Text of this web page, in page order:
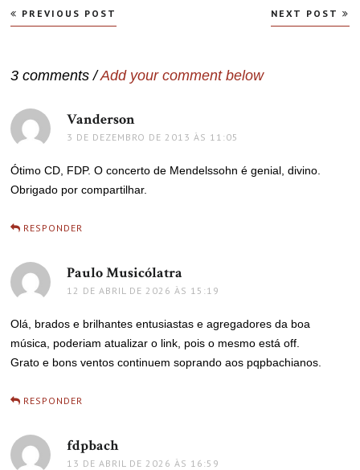
Navegação
de
PREVIOUS POST NEXT POST
3 comments /Add your comment below
Vanderson
3 DE DEZEMBRO DE 2013 ÀS 11:05
Ótimo CD, FDP. O concerto de Mendelssohn é genial, divino.
Obrigado por compartilhar.
RESPONDER
Paulo Musicólatra
12 DE ABRIL DE 2026 ÀS 15:19
Olá, brados e brilhantes entusiastas e agregadores da boa
música, poderiam atualizar o link, pois o mesmo está off.
Grato e bons ventos continuem soprando aos pqpbachianos.
RESPONDER
fdpbachdisse:
13 DE ABRIL DE 2026 ÀS 16:59